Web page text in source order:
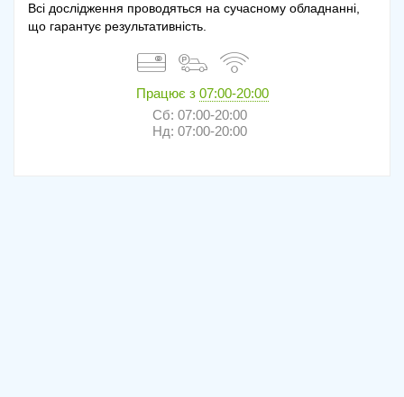
Всі дослідження проводяться на сучасному обладнанні,
що гарантує результативність.
Працює з 07:00-20:00
Сб: 07:00-20:00
Нд: 07:00-20:00